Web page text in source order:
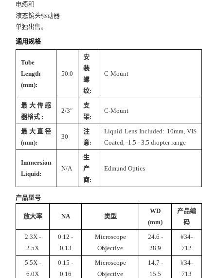
电缆和
液态镜头驱动器
单独出售。
通用规格
Tube
Length
(mm):
50.0
安
装
螺
纹:
C-Mount
最大传感
器格式 :
2/3"
支
架:
C-Mount
最大直径
(mm):
30
注
意:
Liquid Lens Included: 10mm, VIS
Coated, -1.5 - 3.5 diopter range
Immersion
Liquid:
N/A
生
产
商:
Edmund Optics
产品型号
放大率 NA 类型
WD
(mm)
产品编
码
2.3X -
2.5X
0.12 -
0.13
Microscope
Objective
24.6 -
28.9
#34-
712
5.5X -
6.0X
0.15 -
0.16
Microscope
Objective
14.7 -
15.5
#34-
713